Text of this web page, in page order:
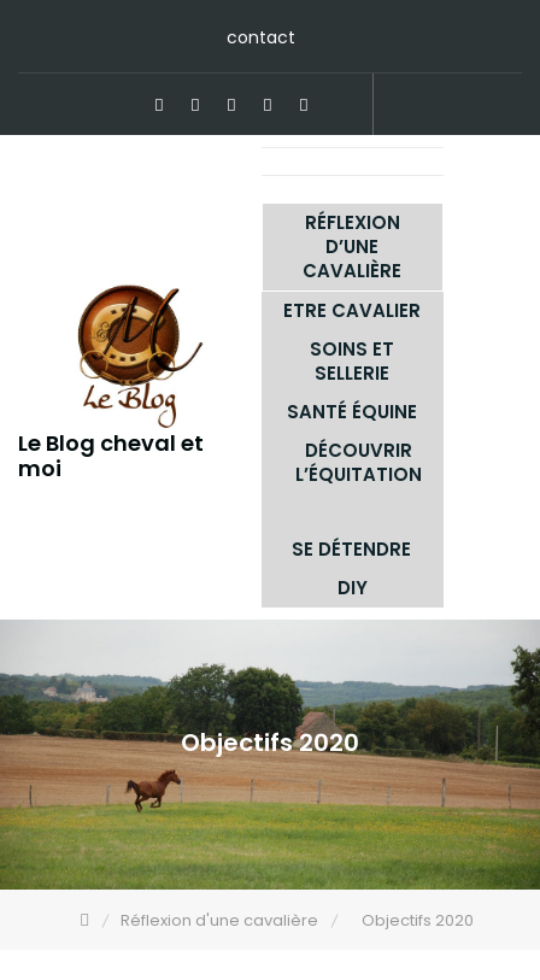
contact
Le Blog cheval et
moi
RÉFLEXION
D’UNE
CAVALIÈRE
ETRE CAVALIER
SOINS ET
SELLERIE
SANTÉ ÉQUINE
DÉCOUVRIR
L’ÉQUITATION
SE DÉTENDRE
DIY
Objectifs 2020
Réflexion d'une cavalière Objectifs 2020